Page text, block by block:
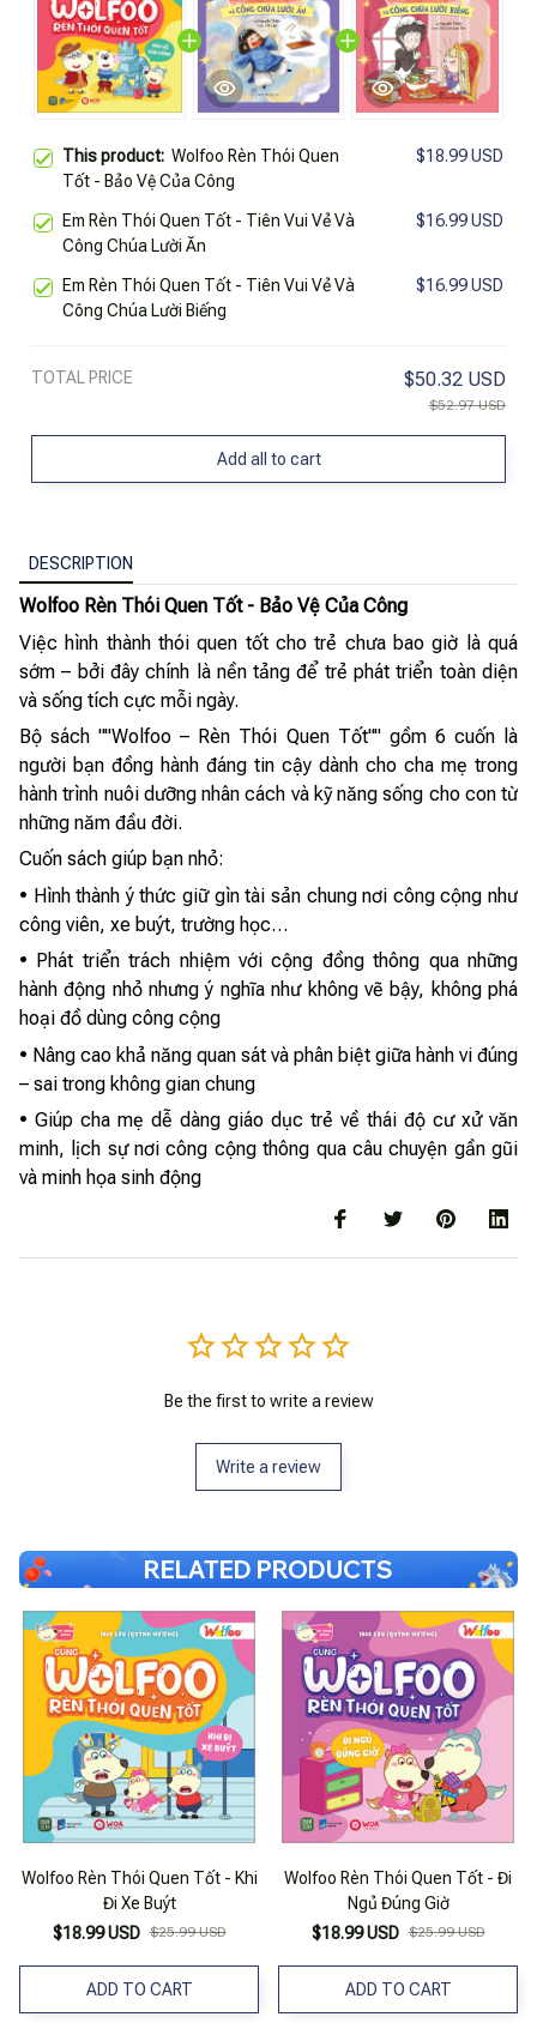
This product: Wolfoo Rèn Thói Quen
Tốt - Bảo Vệ Của Công
$18.99 USD
Em Rèn Thói Quen Tốt - Tiên Vui Vẻ Và
Công Chúa Lười Ăn
$16.99 USD
Em Rèn Thói Quen Tốt - Tiên Vui Vẻ Và
Công Chúa Lười Biếng
$16.99 USD
TOTAL PRICE $50.32 USD
$52.97 USD
Add all to cart
DESCRIPTION
Wolfoo Rèn Thói Quen Tốt - Bảo Vệ Của Công
Việc hình thành thói quen tốt cho trẻ chưa bao giờ là quá
sớm – bởi đây chính là nền tảng để trẻ phát triển toàn diện
và sống tích cực mỗi ngày.
Bộ sách ""Wolfoo – Rèn Thói Quen Tốt"" gồm 6 cuốn là
người bạn đồng hành đáng tin cậy dành cho cha mẹ trong
hành trình nuôi dưỡng nhân cách và kỹ năng sống cho con từ
những năm đầu đời.
Cuốn sách giúp bạn nhỏ:
• Hình thành ý thức giữ gìn tài sản chung nơi công cộng như
công viên, xe buýt, trường học…
• Phát triển trách nhiệm với cộng đồng thông qua những
hành động nhỏ nhưng ý nghĩa như không vẽ bậy, không phá
hoại đồ dùng công cộng
• Nâng cao khả năng quan sát và phân biệt giữa hành vi đúng
– sai trong không gian chung
• Giúp cha mẹ dễ dàng giáo dục trẻ về thái độ cư xử văn
minh, lịch sự nơi công cộng thông qua câu chuyện gần gũi
và minh họa sinh động
Be the first to write a review
Write a review
RELATED PRODUCTS
Wolfoo Rèn Thói Quen Tốt - Khi
Đi Xe Buýt
$18.99 USD $25.99 USD
ADD TO CART
Wolfoo Rèn Thói Quen Tốt - Đi
Ngủ Đúng Giờ
$18.99 USD $25.99 USD
ADD TO CART